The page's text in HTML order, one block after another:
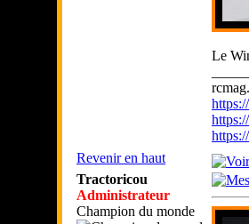
Le
Revenir en haut
Tractoricou
Administrateur
Champion du monde